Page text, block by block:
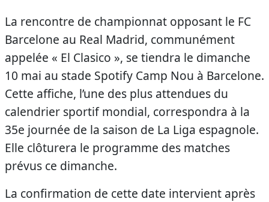
La rencontre de championnat opposant le FC
Barcelone au Real Madrid, communément
appelée « El Clasico », se tiendra le dimanche
10 mai au stade Spotify Camp Nou à Barcelone.
Cette affiche, l’une des plus attendues du
calendrier sportif mondial, correspondra à la
35e journée de la saison de La Liga espagnole.
Elle clôturera le programme des matches
prévus ce dimanche.
La confirmation de cette date intervient après